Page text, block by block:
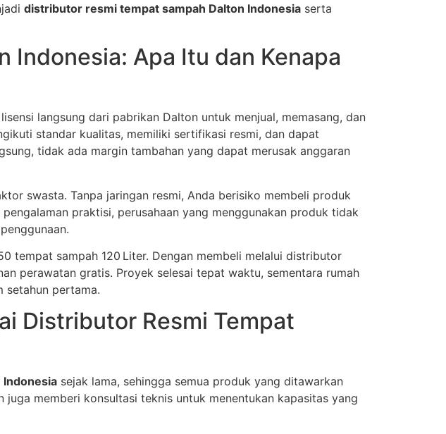
distributor resmi tempat sampah Dalton Indonesia serta
Indonesia: Apa Itu dan Kenapa
langsung dari pabrikan Dalton untuk menjual, memasang, dan
standar kualitas, memiliki sertifikasi resmi, dan dapat
tidak ada margin tambahan yang dapat merusak anggaran
swasta. Tanpa jaringan resmi, Anda berisiko membeli produk
praktisi, perusahaan yang menggunakan produk tidak
tempat sampah 120 Liter. Dengan membeli melalui distributor
perawatan gratis. Proyek selesai tepat waktu, sementara rumah
setahun pertama.
Distributor Resmi Tempat
sejak lama, sehingga semua produk yang ditawarkan
memberi konsultasi teknis untuk menentukan kapasitas yang